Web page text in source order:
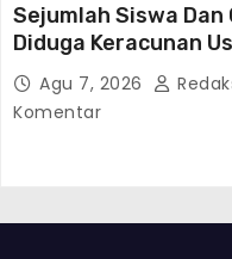
Sejumlah Siswa Dan
Diduga Keracunan
Program MBG,
Puskesmas
Agu 7, 2026
Komentar